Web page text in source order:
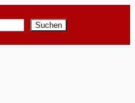
Suchen